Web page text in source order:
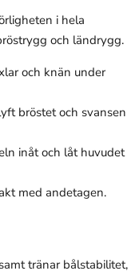
i hela
och ländrygg.
och knän under
bröstet och svansen
inåt och låt huvudet
med andetagen.
tränar bålstabilitet,